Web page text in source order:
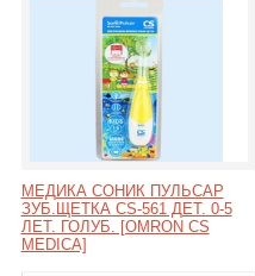
МЕДИКА СОНИК ПУЛЬСАР
ЗУБ.ЩЕТКА CS-561 ДЕТ. 0-5
ЛЕТ. ГОЛУБ. [OMRON CS
MEDICA]